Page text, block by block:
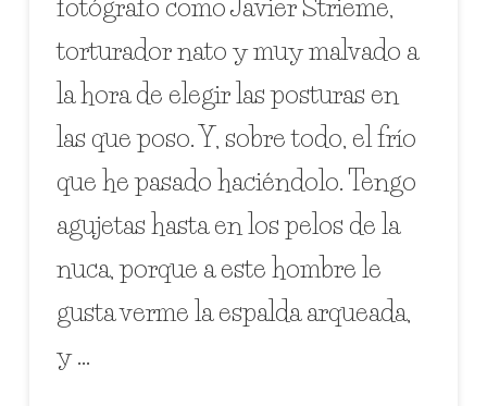
fotógrafo como Javier Strieme,
torturador nato y muy malvado a
la hora de elegir las posturas en
las que poso. Y, sobre todo, el frío
que he pasado haciéndolo. Tengo
agujetas hasta en los pelos de la
nuca, porque a este hombre le
gusta verme la espalda arqueada,
y …